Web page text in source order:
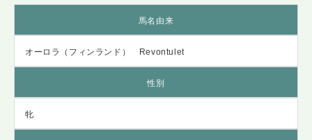
馬名由来
オーロラ（フィンランド） Revontulet
性別
牝